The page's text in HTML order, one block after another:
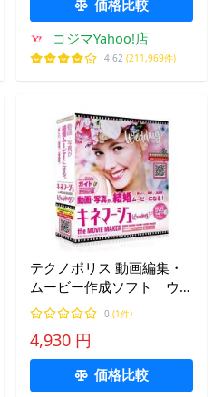
価格比較
コジマYahoo!店
4.62 (211,969件)
テクノポリス 動画編集・
ムービー作成ソフト ウェ
ディングテンプレ付属 キ
ネマージュ the
MovieMaker ウェディング
【DVD作成付】
0 (1件)
4,930 円
価格比較